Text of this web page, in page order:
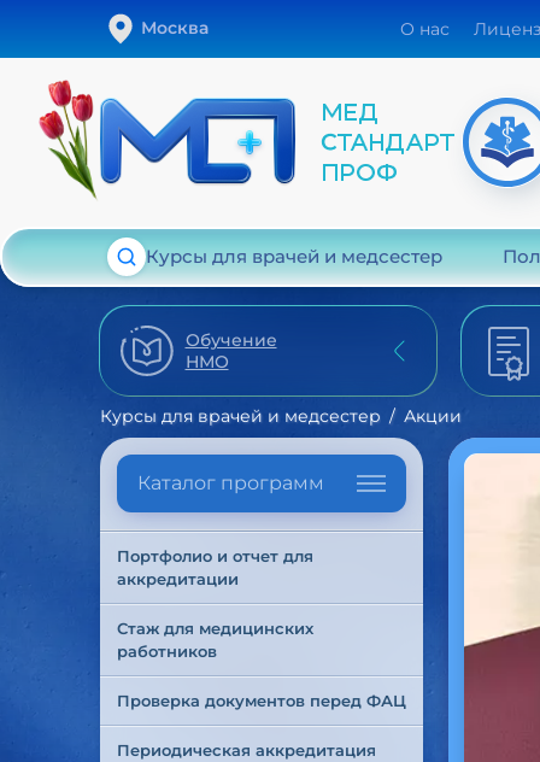
Москва О нас
Курсы для врачей и медсестер
Обучение
НМО
Курсы для врачей и медсестер Акции
Каталог программ
Портфолио и отчет для
аккредитации
Стаж для медицинских
работников
Проверка документов перед ФАЦ
Периодическая аккредитация